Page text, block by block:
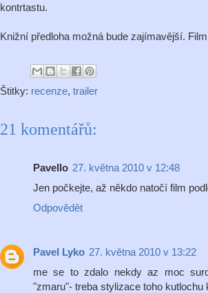
kontrtastu.
Knižní předloha možná bude zajímavější.
Štitky: recenze, trailer
21 komentářů:
Pavello 27. května 2010 v 12:48
Jen počkejte, až někdo natočí film
Odpovědět
Pavel Lyko 27. května 2010 v 13:22
me se to zdalo nekdy az moc
"zmaru"- treba stylizace toho kutlochu